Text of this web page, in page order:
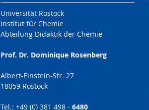
Universität Rostock
Institut für Chemie
Abteilung Didaktik der Chemie
Prof. Dr. Dominique Rosenberg
Albert-Einstein-Str. 27
18059 Rostock
Tel.: +49 (0) 381 498 - 6480